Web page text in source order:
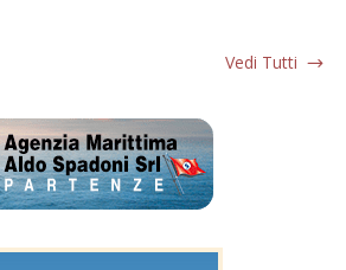
Vedi Tutti